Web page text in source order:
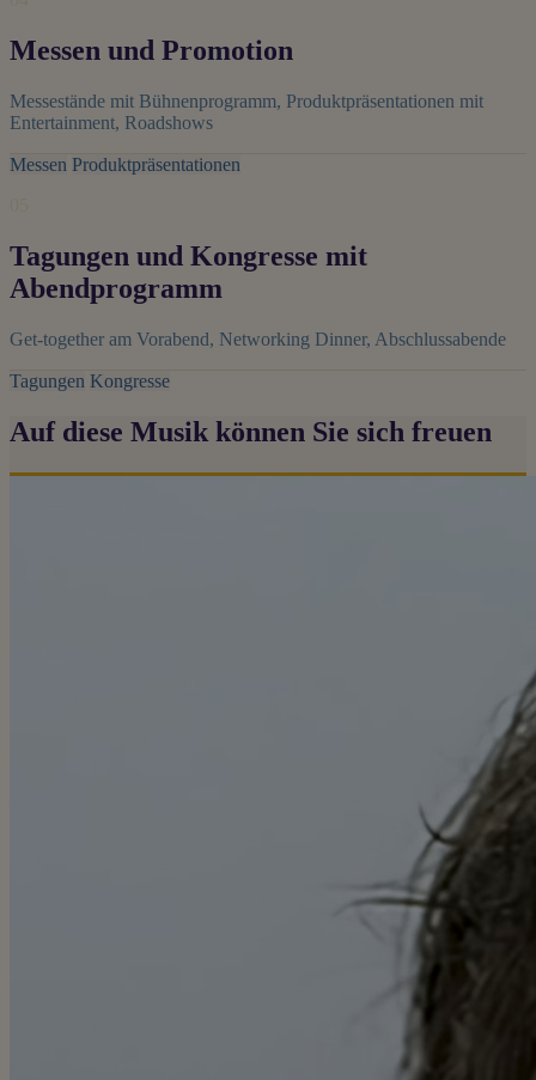
Messen und Promotion
Messestände mit Bühnenprogramm, Produktpräsentationen mit
Entertainment, Roadshows
Messen Produktpräsentationen
Tagungen und Kongresse mit
Abendprogramm
Get-together am Vorabend, Networking Dinner, Abschlussabende
Tagungen Kongresse
Auf diese Musik können Sie sich freuen